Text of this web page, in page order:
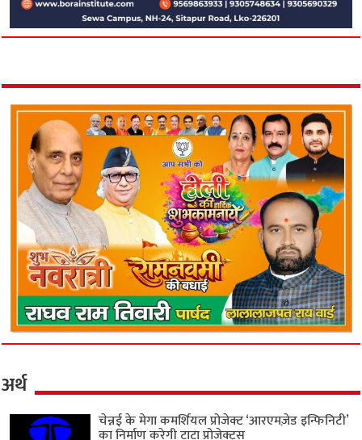
अर्थ
चेन्नई के मेगा कमर्शियल प्रोजेक्ट ‘आरएमज़ेड इन्फिनिटी’